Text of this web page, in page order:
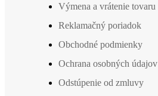
Výmena a vrátenie tovaru
Reklamačný poriadok
Obchodné podmienky
Ochrana osobných údajov
Odstúpenie od zmluvy